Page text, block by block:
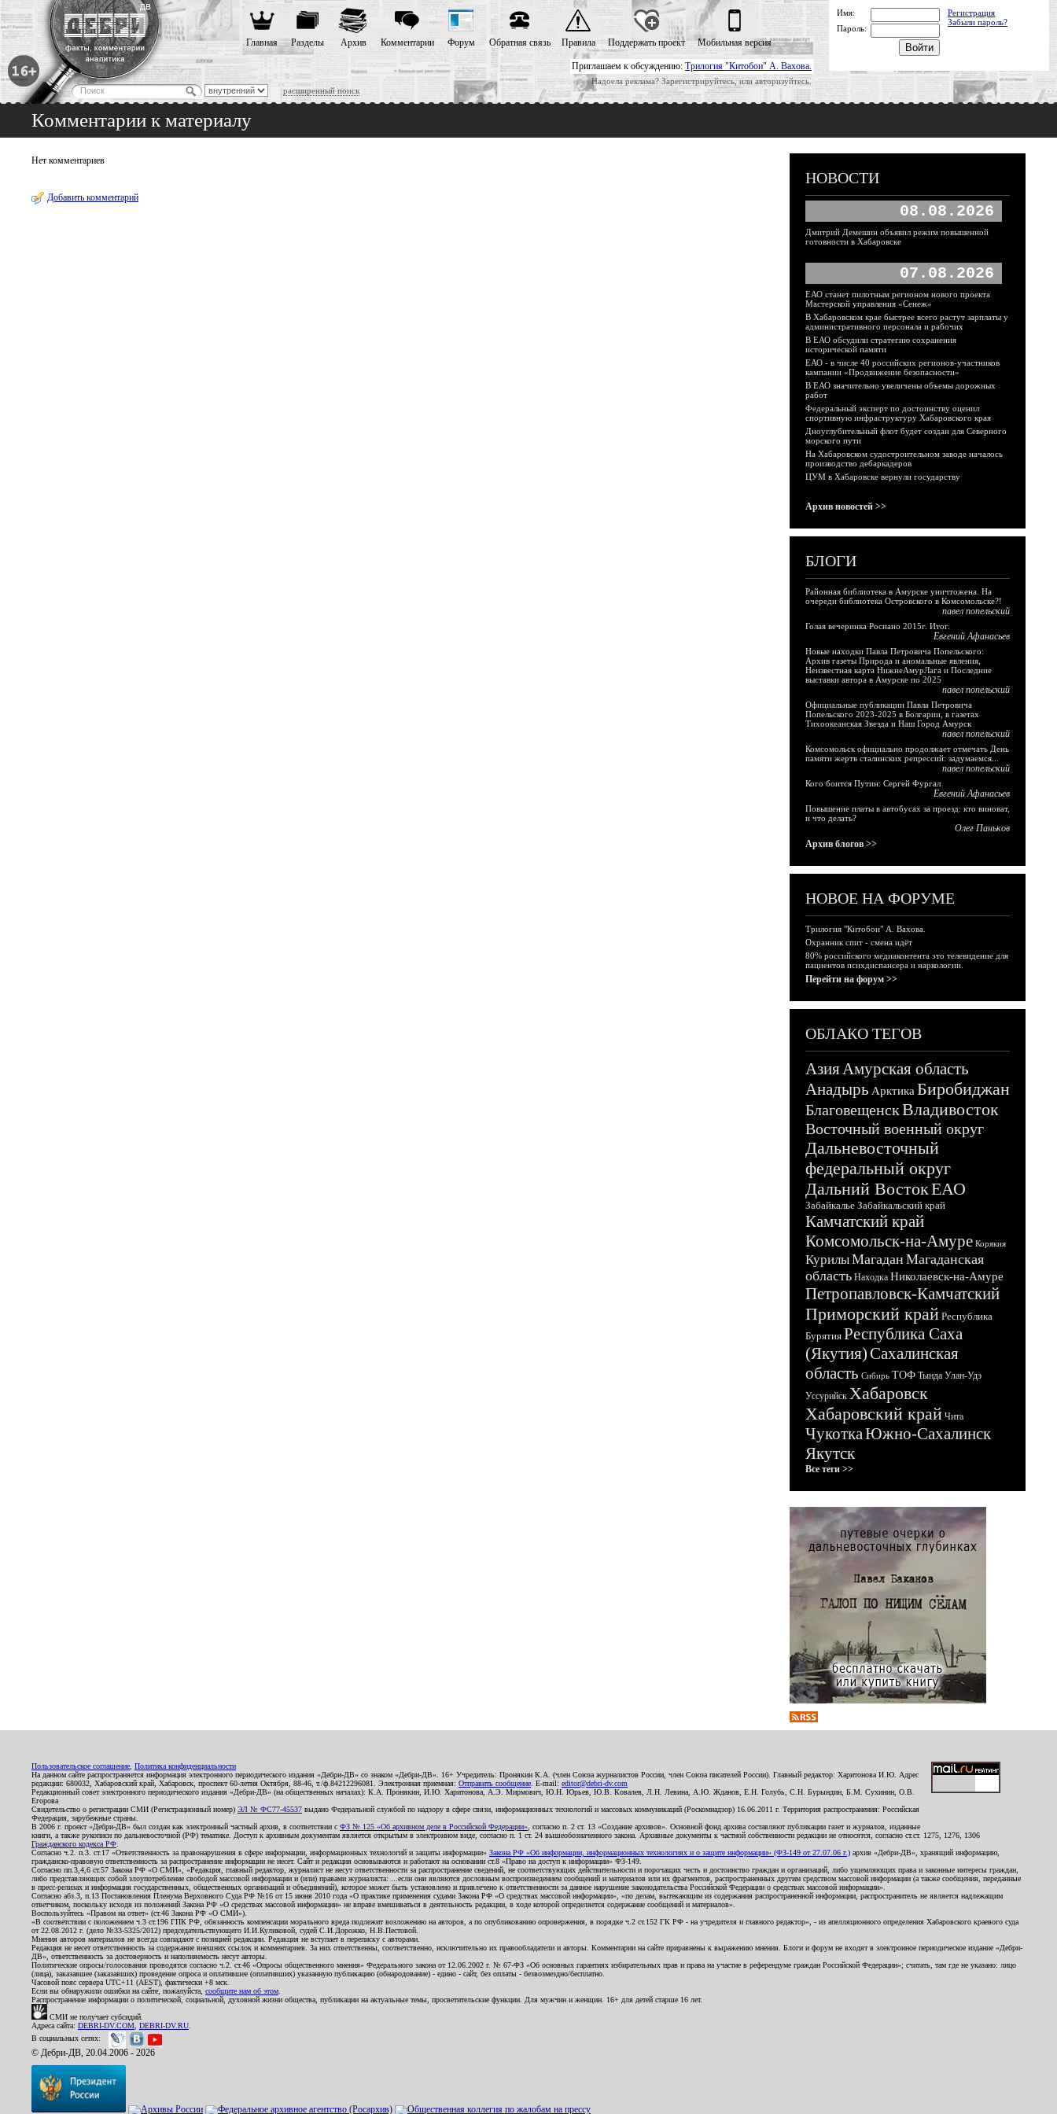
Приглашаем к обсуждению: Трилогия "Китобои" А. Вахова.
Надоела реклама? Зарегистрируйтесь, или авторизуйтесь.
расширенный поиск
Главная Разделы Архив Комментарии Форум Обратная связь Правила Поддержать проект Мобильная версия
Имя:
Регистрация
Забыли пароль?
Пароль:
Комментарии к материалу
Нет комментариев
Добавить комментарий
НОВОСТИ
08.08.2026
Дмитрий Демешин объявил режим повышенной
готовности в Хабаровске
07.08.2026
ЕАО станет пилотным регионом нового проекта
Мастерской управления «Сенеж»
В Хабаровском крае быстрее всего растут зарплаты у
административного персонала и рабочих
В ЕАО обсудили стратегию сохранения
исторической памяти
ЕАО - в числе 40 российских регионов-участников
кампании «Продвижение безопасности»
В ЕАО значительно увеличены объемы дорожных
работ
Федеральный эксперт по достоинству оценил
спортивную инфраструктуру Хабаровского края
Дноуглубительный флот будет создан для Северного
морского пути
На Хабаровском судостроительном заводе началось
производство дебаркадеров
ЦУМ в Хабаровске вернули государству
Архив новостей >>
БЛОГИ
Районная библиотека в Амурске уничтожена. На
очереди библиотека Островского в Комсомольске?!
павел попельский
Голая вечеринка Роснано 2015г. Итог.
Евгений Афанасьев
Новые находки Павла Петровича Попельского:
Архив газеты Природа и аномальные явления,
Неизвестная карта НижнеАмурЛага и Последние
выставки автора в Амурске по 2025
павел попельский
Официальные публикации Павла Петровича
Попельского 2023-2025 в Болгарии, в газетах
Тихоокеанская Звезда и Наш Город Амурск
павел попельский
Комсомольск официально продолжает отмечать День
памяти жертв сталинских репрессий: задумаемся...
павел попельский
Кого боится Путин: Сергей Фургал
Евгений Афанасьев
Повышение платы в автобусах за проезд: кто виноват,
и что делать?
Олег Паньков
Архив блогов >>
НОВОЕ НА ФОРУМЕ
Трилогия "Китобои" А. Вахова.
Охранник спит - смена идёт
80% российского медиаконтента это телевидение для
пациентов психдиспансера и наркологии.
Перейти на форум >>
ОБЛАКО ТЕГОВ
АзияАмурская область
Анадырь Арктика Биробиджан
БлаговещенскВладивосток
Восточный военный округ
Дальневосточный
федеральный округ
Дальний ВостокЕАО
Забайкалье Забайкальский край
Камчатский край
Комсомольск-на-Амуре Корякия
КурилыМагадан Магаданская
область Находка Николаевск-на-Амуре
Петропавловск-Камчатский
Приморский край Республика
Бурятия Республика Саха
(Якутия)Сахалинская
область Сибирь ТОФ Тында Улан-Удэ
Уссурийск Хабаровск
Хабаровский край Чита
ЧукоткаЮжно-Сахалинск
Якутск
Все теги >>
Пользовательское соглашение Политика конфиденциальности
На данном сайте распространяется информация электронного периодического издания «Дебри-ДВ» со знаком «Дебри-ДВ». 16+ Учредитель: Пронякин К.А. (член Союза журналистов России, член Союза писателей России). Главный редактор: Харитонова И.Ю. Адрес
редакции: 680032, Хабаровский край, Хабаровск, проспект 60-летия Октября, 88-46, т./ф.84212296081. Электронная приемная: Отправить сообщение . E-mail: editor@debri-dv.com
Редакционный совет электронного периодического издания «Дебри-ДВ» (на общественных началах): К.А. Пронякин, И.Ю. Харитонова, А.Э. Мирмович, Ю.Н. Юрьев, Ю.В. Ковалев, Л.Н. Левина, А.Ю. Жданов, Е.Н. Голубь, С.Н. Бурындин, Б.М. Сухинин, О.В.
Егорова
Свидетельство о регистрации СМИ (Регистрационный номер) ЭЛ № ФС77-45537 выдано Федеральной службой по надзору в сфере связи, информационных технологий и массовых коммуникаций (Роскомнадзор) 16.06.2011 г. Территория распространения: Российская
Федерация, зарубежные страны.
В 2006 г. проект «Дебри-ДВ» был создан как электронный частный архив, в соответствии с ФЗ № 125 «Об архивном деле в Российской Федерации» , согласно п. 2 ст. 13 «Создание архивов». Основной фонд архива составляют публикации газет и журналов, изданные
книги, а также рукописи по дальневосточной (РФ) тематике. Доступ к архивным документам является открытым в электронном виде, согласно п. 1 ст. 24 вышеобозначенного закона. Архивные документы к частной собственности редакции не относятся, согласно ст.ст. 1275, 1276, 1306
Гражданского кодекса РФ
Согласно ч.2. п.3. ст.17 «Ответственность за правонарушения в сфере информации, информационных технологий и защиты информации» Закона РФ «Об информации, информационных технологиях и о защите информации» (ФЗ-149 от 27.07.06 г.) архив «Дебри-ДВ», хранящий информацию,
гражданско-правовую ответственность за распространение информации не несет. Сайт и редакция основываются и работают на основании ст.8 «Право на доступ к информации» ФЗ-149.
Согласно пп.3,4,6 ст.57 Закона РФ «О СМИ», «Редакция, главный редактор, журналист не несут ответственности за распространение сведений, не соответствующих действительности и порочащих честь и достоинство граждан и организаций, либо ущемляющих права и законные интересы граждан,
либо представляющих собой злоупотребление свободой массовой информации и (или) правами журналиста: ...если они являются дословным воспроизведением сообщений и материалов или их фрагментов, распространенных другим средством массовой информации (а также сообщения, переданные
в пресс-релизах и информация государственных, общественных организаций и объединений), которое может быть установлено и привлечено к ответственности за данное нарушение законодательства Российской Федерации о средствах массовой информации».
Согласно абз.3, п.13 Постановления Пленума Верховного Суда РФ №16 от 15 июня 2010 года «О практике применения судами Закона РФ «О средствах массовой информации», «по делам, вытекающим из содержания распространенной информации, распространитель не является надлежащим
ответчиком, поскольку исходя из положений Закона РФ «О средствах массовой информации» не вправе вмешиваться в деятельность редакции, в ходе которой определяется содержание сообщений и материалов».
Воспользуйтесь «Правом на ответ» (ст.46 Закона РФ «О СМИ»).
«В соответствии с положением ч.3 ст.196 ГПК РФ, обязанность компенсации морального вреда подлежит возложению на авторов, а по опубликованию опровержения, в порядке ч.2 ст.152 ГК РФ - на учредителя и главного редактор», - из апелляционного определения Хабаровского краевого суда
от 22.08.2012 г. (дело №33-5325/2012) председательствующего И.И.Куликовой, судей С.И.Дорожко, Н.В.Пестовой.
Мнения авторов материалов не всегда совпадают с позицией редакции. Редакция не вступает в переписку с авторами.
Редакция не несет ответственность за содержание внешних ссылок и комментариев. За них ответственны, соответственно, исключительно их правообладатели и авторы. Комментарии на сайте приравнены к выражению мнения. Блоги и форум не входят в электронное периодическое издание «Дебри-
ДВ», ответственность за достоверность и наполняемость несут авторы.
Политические опросы/голосования проводятся согласно ч.2. ст.46 «Опросы общественного мнения» Федерального закона от 12.06.2002 г. № 67-ФЗ «Об основных гарантиях избирательных прав и права на участие в референдуме граждан Российской Федерации»; считать, там где не указано: лицо
(лица), заказавшее (заказавших) проведение опроса и оплатившее (оплативших) указанную публикацию (обнародование) - едино - сайт, без оплаты - безвозмездно/бесплатно.
Часовой пояс сервера UTC+11 (AEST), фактически +8 мск.
Если вы обнаружили ошибки на сайте, пожалуйста, сообщите нам об этом
Распространение информации о политической, социальной, духовной жизни общества, публикации на актуальные темы, просветительские функции. Для мужчин и женщин. 16+ для детей старше 16 лет.
СМИ не получает субсидий.
Адреса сайта: DEBRI-DV.COM DEBRI-DV.RU
В социальных сетях:
© Дебри-ДВ, 20.04.2006 - 2026